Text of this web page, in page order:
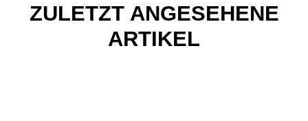
ZULETZT ANGESEHENE
ARTIKEL